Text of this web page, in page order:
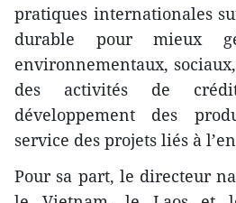
pratiques internationales
durable pour mieux
environnementaux,
des activités de
développement des
service des projets liés à
Pour sa part, le directeur